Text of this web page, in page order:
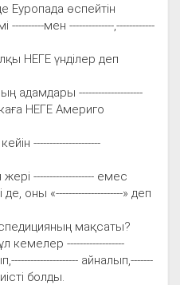
Еуропада өспейтін
мен --------------,------------
НЕГЕ үнділер деп
адамдары --------------------
НЕГЕ Америго
---------------------
жері ------------------- емес
оны «---------------------» деп
мақсаты?
кемелер ------------------
айналып,-------
болды.